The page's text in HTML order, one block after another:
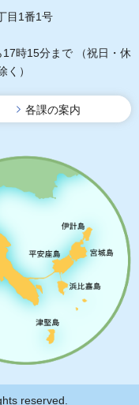
目1番1号
17時15分まで
（祝日・休
）
各課の案内
reserved.